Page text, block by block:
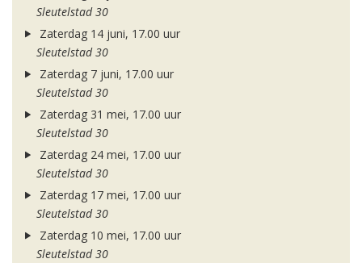
Sleutelstad 30
Zaterdag 14 juni, 17.00 uur
Sleutelstad 30
Zaterdag 7 juni, 17.00 uur
Sleutelstad 30
Zaterdag 31 mei, 17.00 uur
Sleutelstad 30
Zaterdag 24 mei, 17.00 uur
Sleutelstad 30
Zaterdag 17 mei, 17.00 uur
Sleutelstad 30
Zaterdag 10 mei, 17.00 uur
Sleutelstad 30